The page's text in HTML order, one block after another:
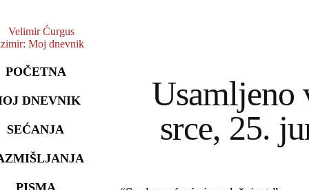
POČETNA
DNEVNIK
SEĆANJA
PISMA
Usamljeno
srce, 25.